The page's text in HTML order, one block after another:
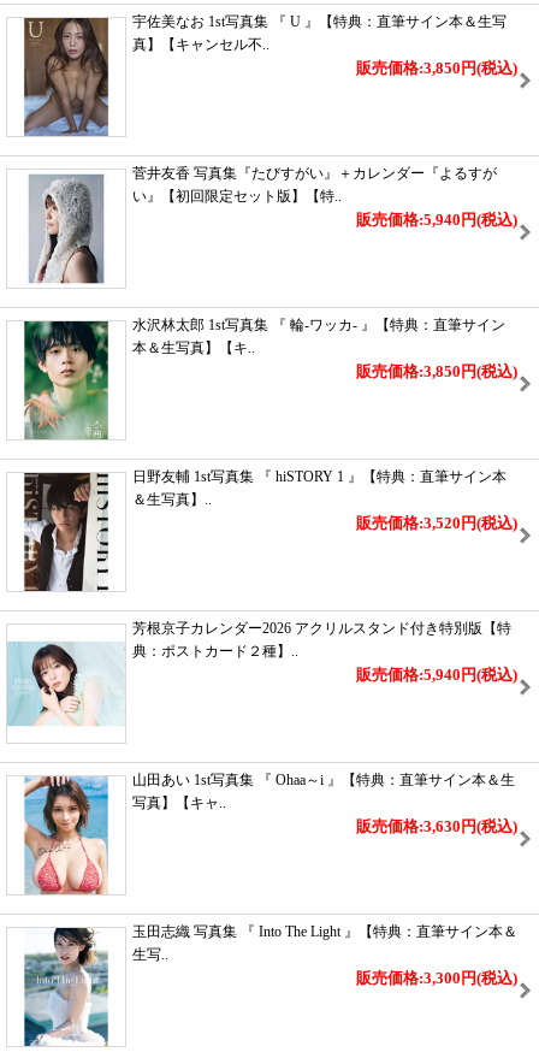
宇佐美なお 1st写真集 『 U 』【特典：直筆サイン本＆生写
真】【キャンセル不..
販売価格:3,850円(税込)
菅井友香 写真集『たびすがい』＋カレンダー『よるすが
い』【初回限定セット版】【特..
販売価格:5,940円(税込)
水沢林太郎 1st写真集 『 輪-ワッカ- 』【特典：直筆サイン
本＆生写真】【キ..
販売価格:3,850円(税込)
日野友輔 1st写真集 『 hiSTORY 1 』【特典：直筆サイン本
＆生写真】..
販売価格:3,520円(税込)
芳根京子カレンダー2026 アクリルスタンド付き特別版【特
典：ポストカード２種】..
販売価格:5,940円(税込)
山田あい 1st写真集 『 Ohaa～i 』【特典：直筆サイン本＆生
写真】【キャ..
販売価格:3,630円(税込)
玉田志織 写真集 『 Into The Light 』【特典：直筆サイン本＆
生写..
販売価格:3,300円(税込)